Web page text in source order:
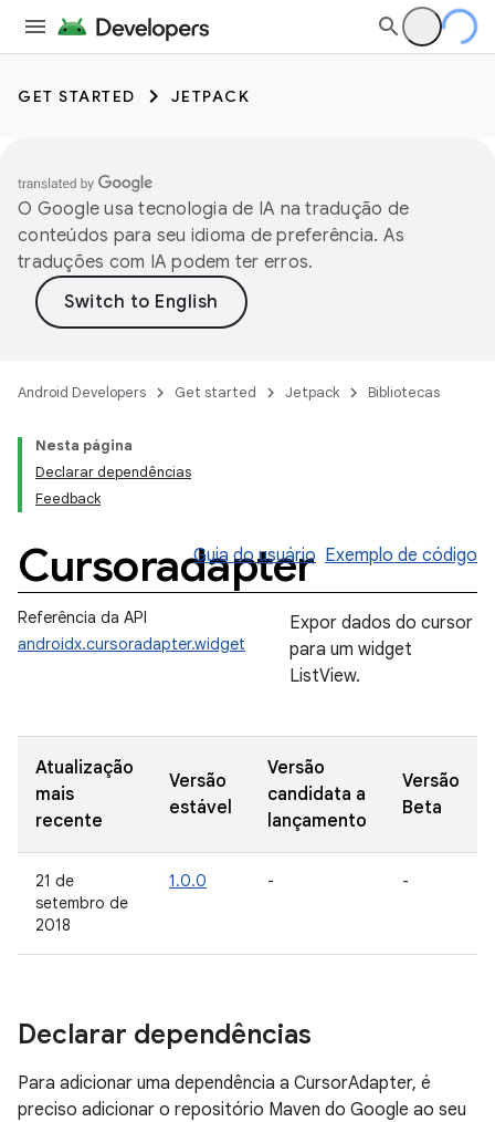
GET STARTED JETPACK
O Google usa tecnologia de IA na tradução de
conteúdos para seu idioma de preferência. As
traduções com IA podem ter erros.
Android Developers Get started Jetpack Bibliotecas
Nesta página
Declarar dependências
Feedback
Cursoradapter
Guia do usuário Exemplo de código
Referência da API
androidx.cursoradapter.widget
Expor dados do cursor
para um widget
ListView.
Atualização
mais
recente
Versão
estável
Versão
candidata a
lançamento
Versão
Beta
21 de
setembro de
2018
1.0.0 - -
Declarar dependências
Para adicionar uma dependência a CursorAdapter, é
preciso adicionar o repositório Maven do Google ao seu